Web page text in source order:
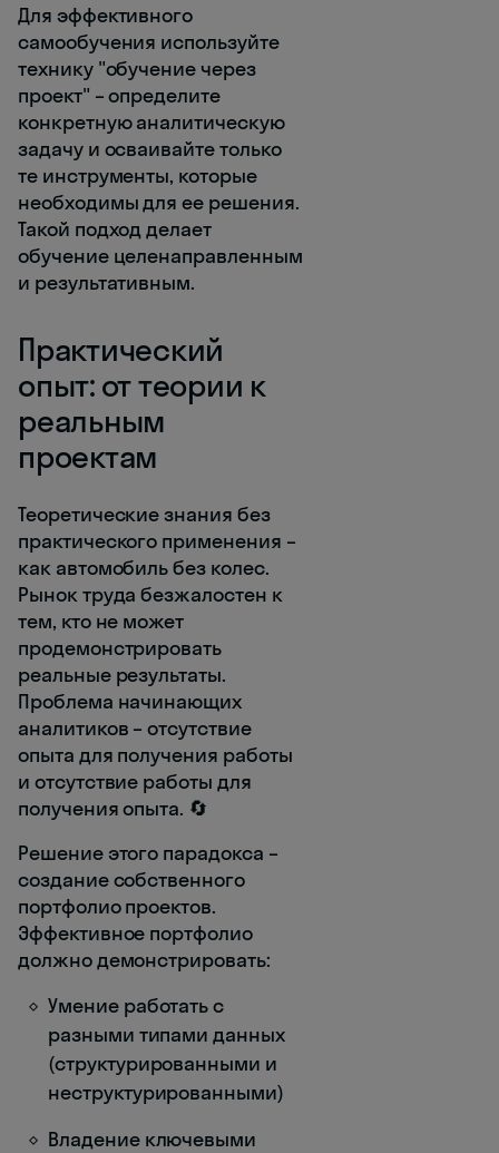
Для эффективного
самообучения используйте
технику "обучение через
проект" – определите
конкретную аналитическую
задачу и осваивайте только
те инструменты, которые
необходимы для ее решения.
Такой подход делает
обучение целенаправленным
и результативным.
Практический
опыт: от теории к
реальным
проектам
Теоретические знания без
практического применения –
как автомобиль без колес.
Рынок труда безжалостен к
тем, кто не может
продемонстрировать
реальные результаты.
Проблема начинающих
аналитиков – отсутствие
опыта для получения работы
и отсутствие работы для
получения опыта. 🔄
Решение этого парадокса –
создание собственного
портфолио проектов.
Эффективное портфолио
должно демонстрировать:
Умение работать с
разными типами данных
(структурированными и
неструктурированными)
Владение ключевыми